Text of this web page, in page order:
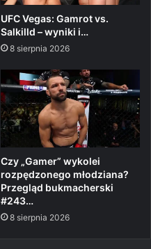
UFC Vegas: Gamrot vs.
Salkilld – wyniki i…
8 sierpnia 2026
Czy „Gamer” wykolei
rozpędzonego młodziana?
Przegląd bukmacherski
#243…
8 sierpnia 2026